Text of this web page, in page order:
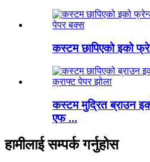
कस्टम छापिएको इको
कस्टम मुद्रित ब्राउन
एफ ...
हामीलाई सम्पर्क गर्नुहोस